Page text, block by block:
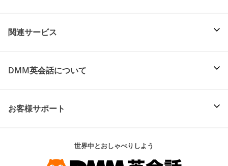
関連サービス
DMM英会話について
お客様サポート
世界中とおしゃべりしよう